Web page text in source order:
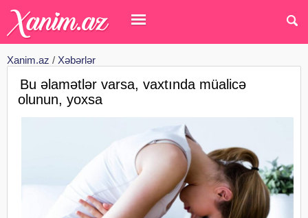
Xanim.az / Xəbərlər
Bu əlamətlər varsa, vaxtında müalicə
olunun, yoxsa